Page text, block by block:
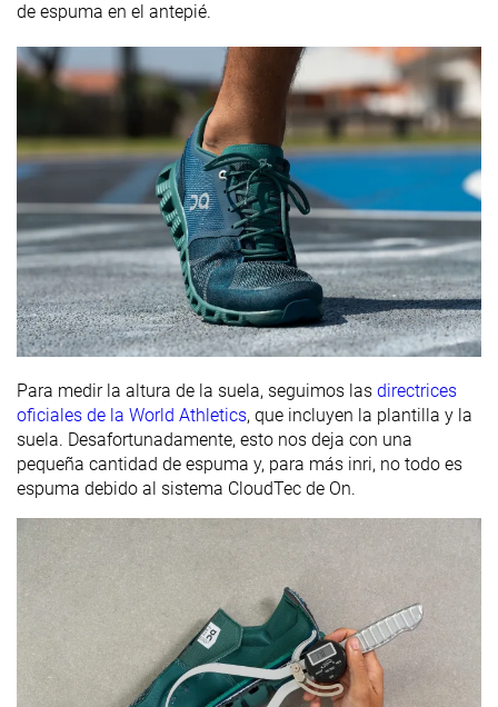
de espuma en el antepié.
Para medir la altura de la suela, seguimos las directrices
oficiales de la World Athletics, que incluyen la plantilla y la
suela. Desafortunadamente, esto nos deja con una
pequeña cantidad de espuma y, para más inri, no todo es
espuma debido al sistema CloudTec de On.